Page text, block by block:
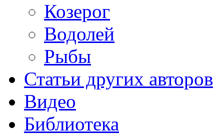
Козерог
Водолей
Рыбы
Статьи других авторов
Видео
Библиотека